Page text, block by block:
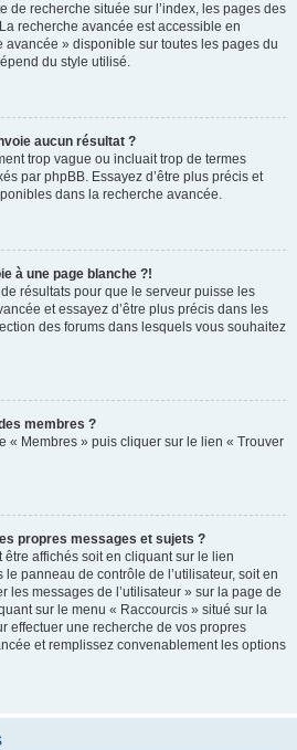
de recherche située sur l’index, les pages des
recherche avancée est accessible en
» disponible sur toutes les pages du
du style utilisé.
aucun résultat ?
trop vague ou incluait trop de termes
par phpBB. Essayez d’être plus précis et
dans la recherche avancée.
à une page blanche ?!
résultats pour que le serveur puisse les
et essayez d’être plus précis dans les
des forums dans lesquels vous souhaitez
membres ?
« Membres » puis cliquer sur le lien « Trouver
propres messages et sujets ?
affichés soit en cliquant sur le lien
panneau de contrôle de l’utilisateur, soit en
les messages de l’utilisateur » sur la page de
sur le menu « Raccourcis » situé sur la
effectuer une recherche de vos propres
et remplissez convenablement les options